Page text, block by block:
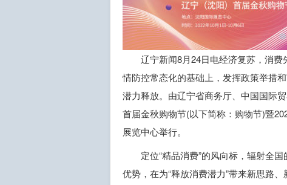
辽宁新闻8月24日电经济复苏，消
情防控常态化的基础上，发挥政策举措
潜力释放。由辽宁省商务厅、中国国际
首届金秋购物节(以下简称：购物节)暨
展览中心举行。
定位“精品消费”的风向标，辐射全
优势，在为“释放消费潜力”带来新思路